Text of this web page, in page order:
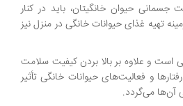
جسمانی حیوان خانگیتان، باید در کنار
تهیه غذای حیوانات خانگی در منزل نیز
است و علاوه بر بالا بردن کیفیت سلامت
و فعالیت‌های حیوانات خانگی تأثیر
آن‌ها می‌گردد.